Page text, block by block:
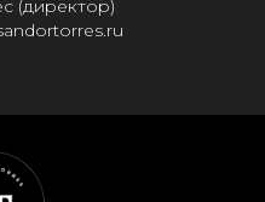
(директор)